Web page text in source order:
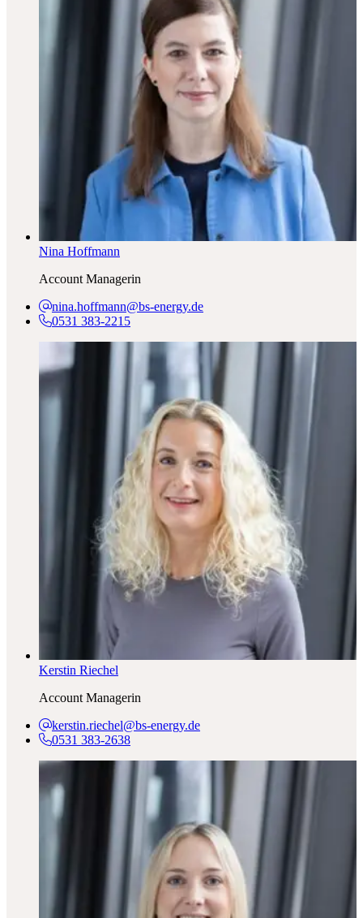
Nina Hoffmann
Account Managerin
nina.hoffmann@bs-energy.de
0531 383-2215
Kerstin Riechel
Account Managerin
kerstin.riechel@bs-energy.de
0531 383-2638